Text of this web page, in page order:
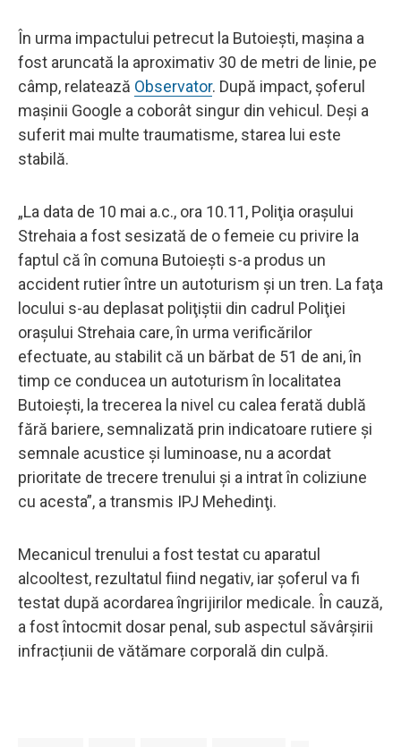
În urma impactului petrecut la Butoieşti, maşina a
fost aruncată la aproximativ 30 de metri de linie, pe
câmp, relatează Observator. După impact, şoferul
maşinii Google a coborât singur din vehicul. Deşi a
suferit mai multe traumatisme, starea lui este
stabilă.
„La data de 10 mai a.c., ora 10.11, Poliţia oraşului
Strehaia a fost sesizată de o femeie cu privire la
faptul că în comuna Butoieşti s-a produs un
accident rutier între un autoturism şi un tren. La faţa
locului s-au deplasat poliţiştii din cadrul Poliţiei
oraşului Strehaia care, în urma verificărilor
efectuate, au stabilit că un bărbat de 51 de ani, în
timp ce conducea un autoturism în localitatea
Butoieşti, la trecerea la nivel cu calea ferată dublă
fără bariere, semnalizată prin indicatoare rutiere şi
semnale acustice şi luminoase, nu a acordat
prioritate de trecere trenului şi a intrat în coliziune
cu acesta”, a transmis IPJ Mehedinţi.
Mecanicul trenului a fost testat cu aparatul
alcooltest, rezultatul fiind negativ, iar șoferul va fi
testat după acordarea îngrijirilor medicale. În cauză,
a fost întocmit dosar penal, sub aspectul săvârșirii
infracțiunii de vătămare corporală din culpă.